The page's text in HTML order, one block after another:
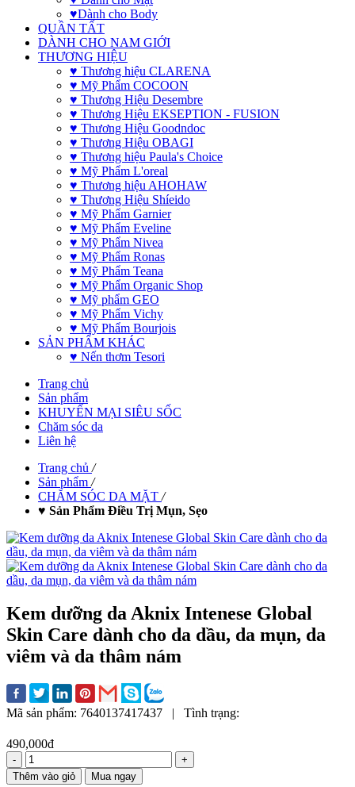
♥Dành cho Body
QUẦN TẤT
DÀNH CHO NAM GIỚI
THƯƠNG HIỆU
♥ Thương hiệu CLARENA
♥ Mỹ Phẩm COCOON
♥ Thương Hiệu Desembre
♥ Thương Hiệu EKSEPTION - FUSION
♥ Thương Hiệu Goodndoc
♥ Thương Hiệu OBAGI
♥ Thương hiệu Paula's Choice
♥ Mỹ Phẩm L'oreal
♥ Thương hiệu AHOHAW
♥ Thương Hiệu Shíeido
♥ Mỹ Phẩm Garnier
♥ Mỹ Phẩm Eveline
♥ Mỹ Phẩm Nivea
♥ Mỹ Phẩm Ronas
♥ Mỹ Phẩm Teana
♥ Mỹ Phẩm Organic Shop
♥ Mỹ phẩm GEO
♥ Mỹ Phẩm Vichy
♥ Mỹ Phẩm Bourjois
SẢN PHẨM KHÁC
♥ Nến thơm Tesori
Trang chủ
Sản phẩm
KHUYẾN MẠI SIÊU SỐC
Chăm sóc da
Liên hệ
Trang chủ /
Sản phẩm /
CHĂM SÓC DA MẶT /
♥ Sản Phẩm Điều Trị Mụn, Sẹo
Kem dưỡng da Aknix Intenese Global
Skin Care dành cho da dầu, da mụn, da
viêm và da thâm nám
Mã sản phẩm: 7640137417437 | Tình trạng:
490,000đ
-
+
Thêm vào giỏ
Mua ngay